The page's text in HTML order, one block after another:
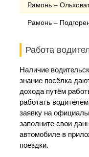
Рамонь –
Рамонь –
Работа
Наличие
знание посёлка
дохода путём
работать
заявку на
заполните свои
автомобиле в
поездки.